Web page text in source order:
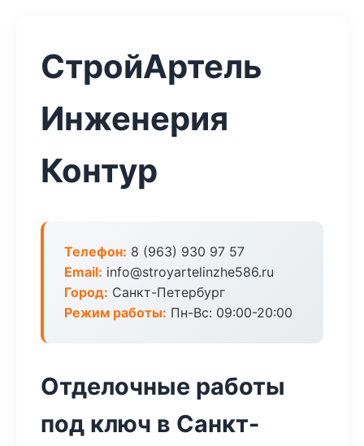
СтройАртель
Инженерия
Контур
Телефон: 8 (963) 930 97 57
Email: info@stroyartelinzhe586.ru
Город: Санкт-Петербург
Режим работы: Пн-Вс: 09:00-20:00
Отделочные работы
под ключ в Санкт-